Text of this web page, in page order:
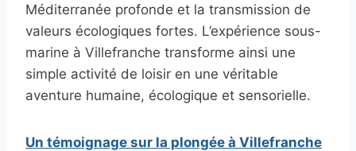
Méditerranée profonde et la transmission de
valeurs écologiques fortes. L’expérience sous-
marine à Villefranche transforme ainsi une
simple activité de loisir en une véritable
aventure humaine, écologique et sensorielle.
Un témoignage sur la plongée à Villefranche